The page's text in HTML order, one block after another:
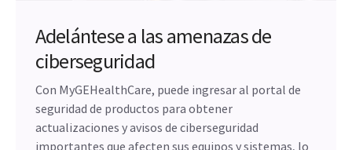
Adelántese a las amenazas de
ciberseguridad
Con MyGEHealthCare, puede ingresar al portal de
seguridad de productos para obtener
actualizaciones y avisos de ciberseguridad
importantes que afecten sus equipos y sistemas, lo